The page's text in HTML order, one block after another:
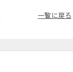
一覧に戻る